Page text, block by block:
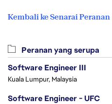
Kembali ke Senarai Peranan
Peranan yang serupa
Software Engineer III
Kuala Lumpur, Malaysia
Software Engineer - UFC